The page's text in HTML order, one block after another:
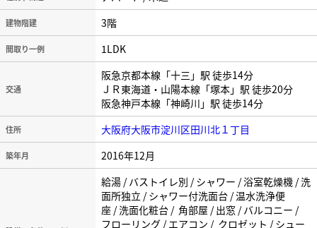
建物階建 3階
間取り一例 1LDK
交通
阪急京都本線「十三」駅 徒歩14分
ＪＲ東海道・山陽本線「塚本」駅 徒歩20分
阪急神戸本線「神崎川」駅 徒歩14分
住所 大阪府大阪市淀川区田川北１丁目
築年月 2016年12月
給湯 / バストイレ別 / シャワー / 浴室乾燥機 / 洗
面所独立 / シャワー付洗面台 / 温水洗浄便
座 / 洗面化粧台 / 角部屋 / 出窓 / バルコニー /
フローリング / エアコン / クロゼット / シュー